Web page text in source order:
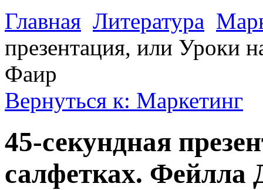
Главная Литература
презентация, или Уроки
Фаир
Вернуться к: Маркетинг
45-секундная
салфетках. Фейлла